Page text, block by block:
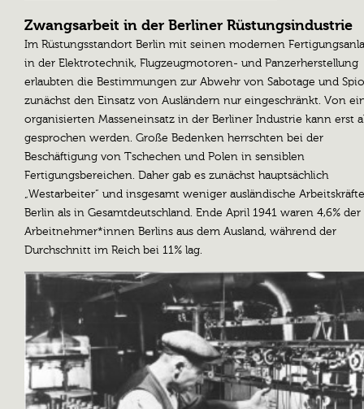
Zwangsarbeit in der Berliner Rüstungsindustrie
Im Rüstungsstandort Berlin mit seinen modernen
in der Elektrotechnik, Flugzeugmotoren- und Panzerherstellung
erlaubten die Bestimmungen zur Abwehr von Sabotage und
zunächst den Einsatz von Ausländern nur eingeschränkt. Von
organisierten Masseneinsatz in der Berliner Industrie kann erst
gesprochen werden. Große Bedenken herrschten bei der
Beschäftigung von Tschechen und Polen in sensiblen
Fertigungsbereichen. Daher gab es zunächst hauptsächlich
„Westarbeiter“ und insgesamt weniger ausländische
Berlin als in Gesamtdeutschland. Ende April 1941 waren 4,6% der
Arbeitnehmer*innen Berlins aus dem Ausland, während der
Durchschnitt im Reich bei 11% lag.